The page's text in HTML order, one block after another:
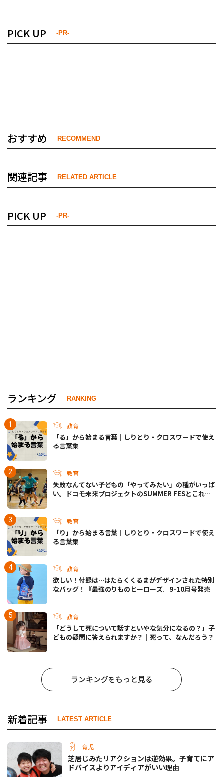
PICK UP -PR-
おすすめ RECOMMEND
関連記事 RELATED ARTICLE
PICK UP -PR-
ランキング RANKING
教育
「る」から始まる言葉｜しりとり・クロスワードで使え
る言葉集
教育
失敗なんてない――子どもの「やってみたい」の種がいっぱ
い。ドコモ未来プロジェクトのSUMMER FESとこれか
教育
「り」から始まる言葉｜しりとり・クロスワードで使え
る言葉集
教育
欲しい！付録は…はたらくくるまがデザインされた特別
なバッグ！『最強のりものヒーローズ』9-10月号発売
教育
「どうして死について話すといやな気分になるの？」子
どもの疑問に答えられますか？｜死って、なんだろう？
ランキングをもっと見る
新着記事 LATEST ARTICLE
育児
芝居じみたリアクションは逆効果。子育てにア
ドバイスよりアイディアがいい理由